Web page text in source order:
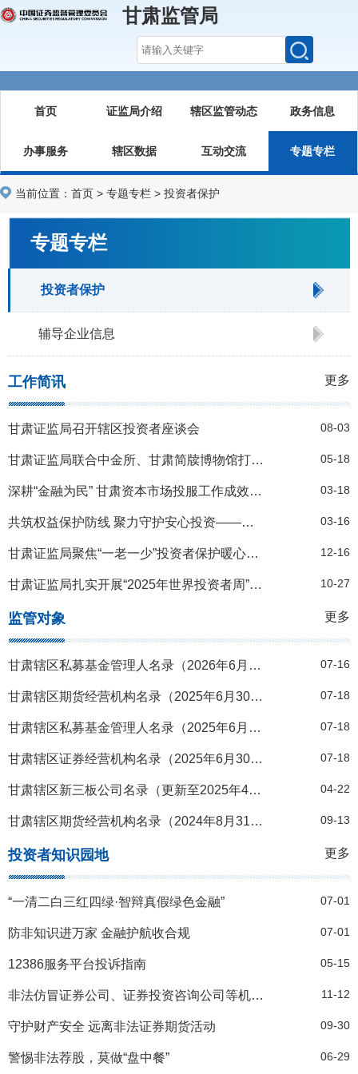
甘肃监管局
首页 证监局介绍 辖区监管动态 政务信息
办事服务 辖区数据 互动交流 专题专栏
当前位置： 首页 > 专题专栏 > 投资者保护
专题专栏
投资者保护
辅导企业信息
工作简讯 更多
甘肃证监局召开辖区投资者座谈会 08-03
甘肃证监局联合中金所、甘肃简牍博物馆打造投教宣传“文化+”模式 05-18
深耕“金融为民” 甘肃资本市场投服工作成效凸显 03-18
共筑权益保护防线 聚力守护安心投资——甘肃证监局扎实组织开展“3·15”投保专项活动 03-16
甘肃证监局聚焦“一老一少”投资者保护暖心护航 12-16
甘肃证监局扎实开展“2025年世界投资者周”活动 10-27
监管对象 更多
甘肃辖区私募基金管理人名录（2026年6月30日） 07-16
甘肃辖区期货经营机构名录（2025年6月30日） 07-18
甘肃辖区私募基金管理人名录（2025年6月30日） 07-18
甘肃辖区证券经营机构名录（2025年6月30日） 07-18
甘肃辖区新三板公司名录（更新至2025年4月15日） 04-22
甘肃辖区期货经营机构名录（2024年8月31日） 09-13
投资者知识园地 更多
“一清二白三红四绿·智辩真假绿色金融” 07-01
防非知识进万家 金融护航收合规 07-01
12386服务平台投诉指南 05-15
非法仿冒证券公司、证券投资咨询公司等机构黑名单 11-12
守护财产安全 远离非法证券期货活动 09-30
警惕非法荐股，莫做“盘中餐” 06-29